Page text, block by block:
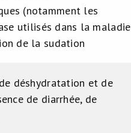
(notamment les
utilisés dans la maladie
de la sudation
déshydratation et de
de diarrhée, de